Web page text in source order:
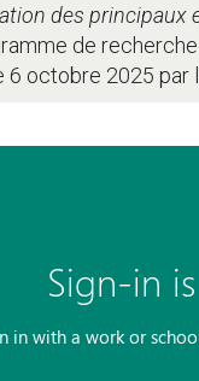
des principaux
de
6 octobre 2025 par